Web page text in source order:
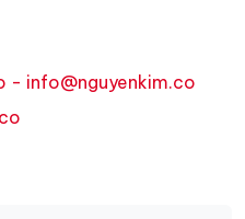
- info@nguyenkim.co